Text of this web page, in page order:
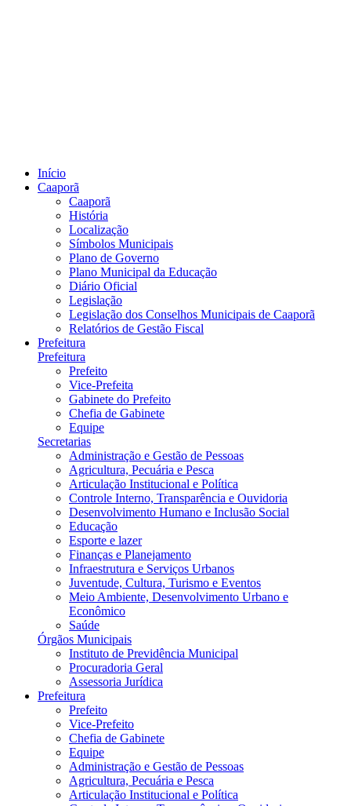
Início
Caaporã
Caaporã
História
Localização
Símbolos Municipais
Plano de Governo
Plano Municipal da Educação
Diário Oficial
Legislação
Legislação dos Conselhos Municipais de Caaporã
Relatórios de Gestão Fiscal
Prefeitura
Prefeitura
Prefeito
Vice-Prefeita
Gabinete do Prefeito
Chefia de Gabinete
Equipe
Secretarias
Administração e Gestão de Pessoas
Agricultura, Pecuária e Pesca
Articulação Institucional e Política
Controle Interno, Transparência e Ouvidoria
Desenvolvimento Humano e Inclusão Social
Educação
Esporte e lazer
Finanças e Planejamento
Infraestrutura e Serviços Urbanos
Juventude, Cultura, Turismo e Eventos
Meio Ambiente, Desenvolvimento Urbano e
Econômico
Saúde
Órgãos Municipais
Instituto de Previdência Municipal
Procuradoria Geral
Assessoria Jurídica
Prefeitura
Prefeito
Vice-Prefeito
Chefia de Gabinete
Equipe
Administração e Gestão de Pessoas
Agricultura, Pecuária e Pesca
Articulação Institucional e Política